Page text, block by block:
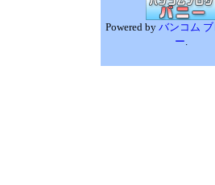
Powered by バンコム
ー.